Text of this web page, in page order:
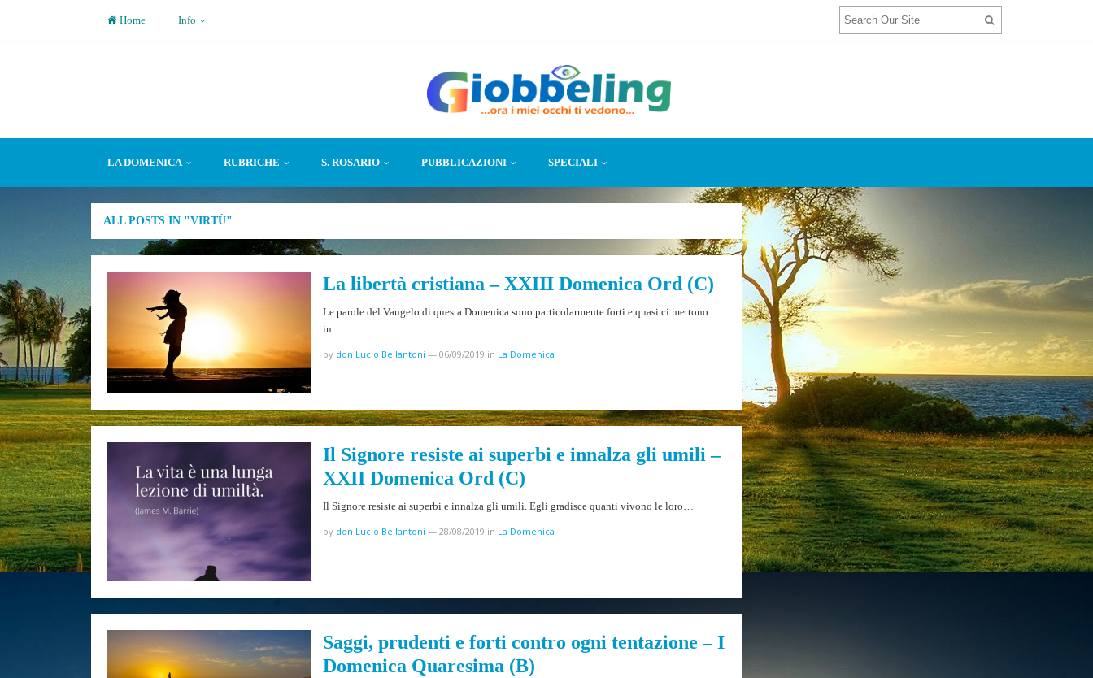
Home Info
LA DOMENICA RUBRICHE S. ROSARIO PUBBLICAZIONI SPECIALI
ALL POSTS IN "VIRTÙ"
La libertà cristiana – XXIII Domenica Ord (C)
Le parole del Vangelo di questa Domenica sono particolarmente forti e quasi ci mettono
in…
by don Lucio Bellantoni — 06/09/2019 in La Domenica
Il Signore resiste ai superbi e innalza gli umili –
XXII Domenica Ord (C)
Il Signore resiste ai superbi e innalza gli umili. Egli gradisce quanti vivono le loro…
by don Lucio Bellantoni — 28/08/2019 in La Domenica
Saggi, prudenti e forti contro ogni tentazione – I
Domenica Quaresima (B)